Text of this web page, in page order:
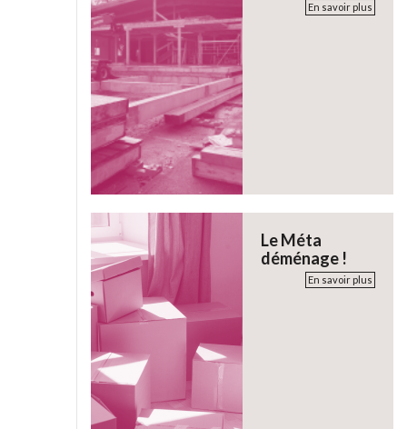
En savoir plus
Le Méta
déménage !
En savoir plus